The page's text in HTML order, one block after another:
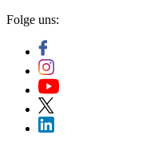
Folge uns: